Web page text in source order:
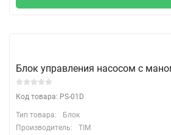
Блок управления насосом с
Код товара: PS-01D
Тип товара:
Блок
Производитель:
TIM